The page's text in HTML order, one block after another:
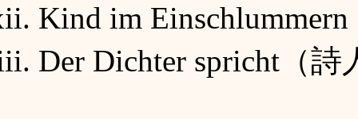
Kind im
Der Dichter spricht（